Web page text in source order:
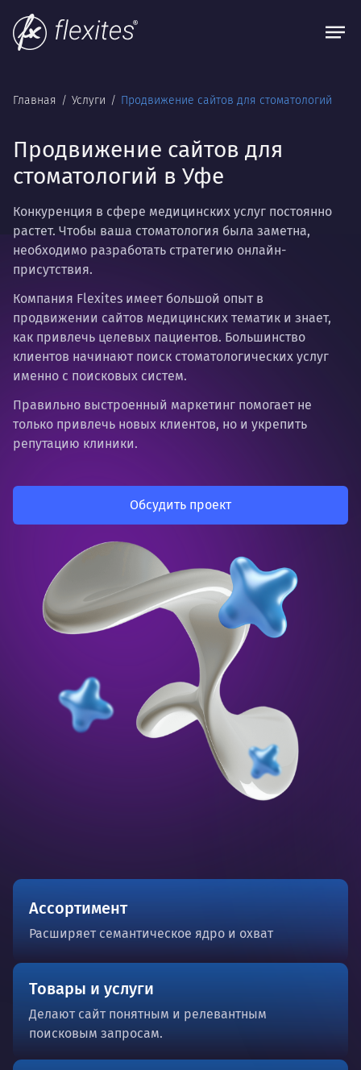
Главная Услуги Продвижение сайтов для стоматологий
Продвижение сайтов для
стоматологий в Уфе
Конкуренция в сфере медицинских услуг постоянно
растет. Чтобы ваша стоматология была заметна,
необходимо разработать стратегию онлайн-
присутствия.
Компания Flexites имеет большой опыт в
продвижении сайтов медицинских тематик и знает,
как привлечь целевых пациентов. Большинство
клиентов начинают поиск стоматологических услуг
именно с поисковых систем.
Правильно выстроенный маркетинг помогает не
только привлечь новых клиентов, но и укрепить
репутацию клиники.
Обсудить проект
Ассортимент
Расширяет семантическое ядро и охват
Товары и услуги
Делают сайт понятным и релевантным
поисковым запросам.